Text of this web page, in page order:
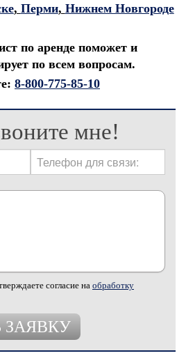
, Перми, Нижнем Новгороде
по аренде поможет и
по всем вопросам.
8-800-775-85-10
мне!
согласие на обработку